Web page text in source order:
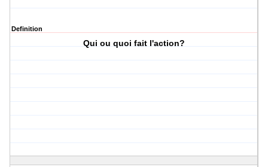
Definition
Qui ou quoi fait l'action?